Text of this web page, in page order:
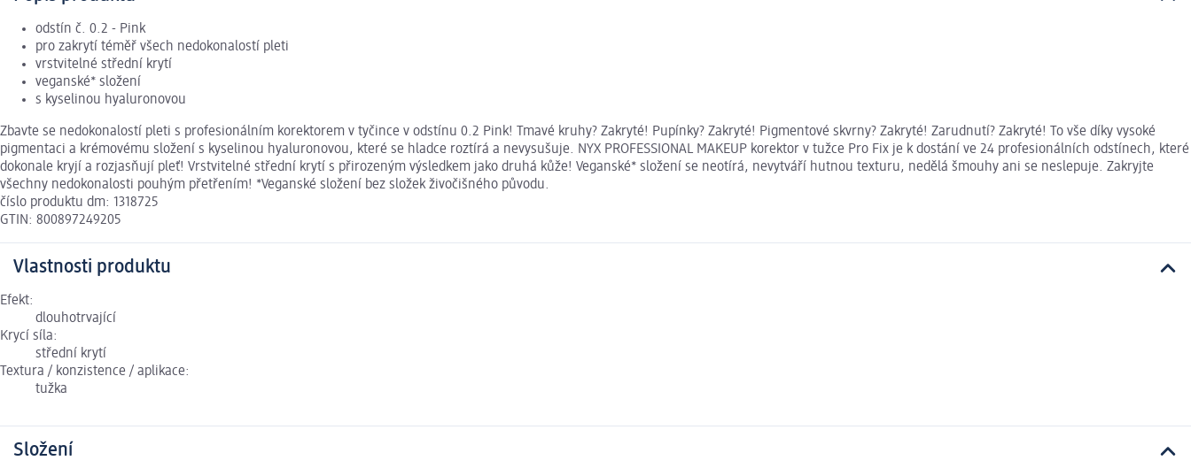
odstín č. 0.2 - Pink
pro zakrytí téměř všech nedokonalostí pleti
vrstvitelné střední krytí
veganské* složení
s kyselinou hyaluronovou
Zbavte se nedokonalostí pleti s profesionálním korektorem v tyčince v odstínu 0.2 Pink! Tmavé kruhy? Zakryté! Pupínky? Zakryté! Pigmentové skvrny? Zakryté! Zarudnutí? Zakryté! To vše díky vysoké
pigmentaci a krémovému složení s kyselinou hyaluronovou, které se hladce roztírá a nevysušuje. NYX PROFESSIONAL MAKEUP korektor v tužce Pro Fix je k dostání ve 24 profesionálních odstínech, které
dokonale kryjí a rozjasňují pleť! Vrstvitelné střední krytí s přirozeným výsledkem jako druhá kůže! Veganské* složení se neotírá, nevytváří hutnou texturu, nedělá šmouhy ani se neslepuje. Zakryjte
všechny nedokonalosti pouhým přetřením! *Veganské složení bez složek živočišného původu.
číslo produktu dm: 1318725
GTIN: 800897249205
Vlastnosti produktu
Efekt:
dlouhotrvající
Krycí síla:
střední krytí
Textura / konzistence / aplikace:
tužka
Složení